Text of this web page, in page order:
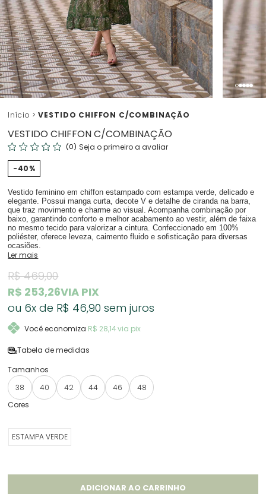
Início VESTIDO CHIFFON C/COMBINAÇÃO
VESTIDO CHIFFON C/COMBINAÇÃO
(0) Seja o primeiro a avaliar
40%
Vestido feminino em chiffon estampado com estampa verde, delicado e
elegante. Possui manga curta, decote V e detalhe de ciranda na barra,
que traz movimento e charme ao visual. Acompanha combinação por
baixo, garantindo conforto e melhor acabamento ao vestir, além de faixa
no mesmo tecido para valorizar a cintura. Confeccionado em 100%
poliéster, oferece leveza, caimento fluido e sofisticação para diversas
ocasiões.
Ler mais
R$ 253,26VIA PIX
R$ 469,00
6x R$ 46,90sem juros
Você economiza R$ 28,14 via pix
Tabela de medidas
38 40 42 44 46 48
ESTAMPA VERDE
ADICIONAR AO CARRINHO